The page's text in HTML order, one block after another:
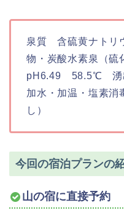
泉質 含硫黄ナトリ
物・炭酸水素泉（硫
pH6.49 58.5℃ 湧
加水・加温・塩素消
し）
今回の宿泊プランの
山の宿に直接予約